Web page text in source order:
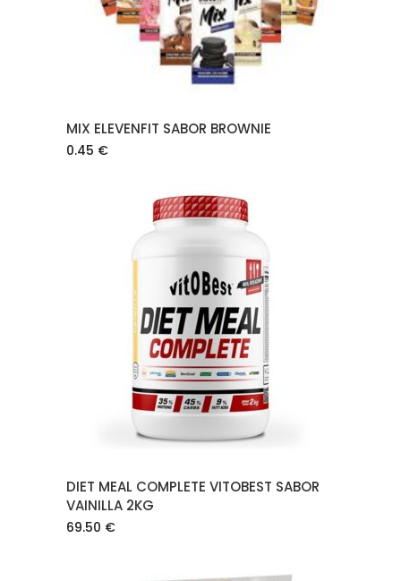
MIX ELEVENFIT SABOR BROWNIE
0.45 €
AÑADIR AL CARRITO
DIET MEAL COMPLETE VITOBEST SABOR
VAINILLA 2KG
69.50 €